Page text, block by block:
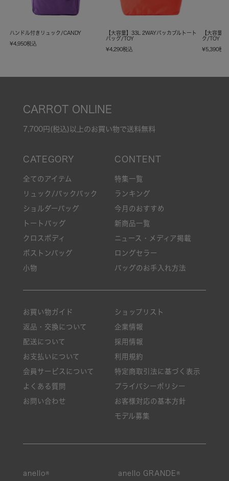
ハンドル付きリュック/CANDY
¥4,950税込
【大容量】33L 2WAYパッカブルトート
バッグ/TOY
¥4,290税込
【大容量
ク/TOY
¥5,390税込
CARROT ONLINE
7,700円(税込)以上のお買い物で送料無料
全てのアイテム
リュック/バックパック
ショルダーバッグ
トートバッグ
クロスボディ
ボストンバッグ
小物
特集一覧
ランキング
今月のおすすめ
新商品一覧
ニュース・メディア掲載
ロングセラー
バッグのお手入れ方法
お買い物ガイド
返品・交換について
配送について
お支払いについて
会員サービスについて
よくある質問
お問い合わせ
ショップリスト
企業情報
採用情報
利用規約
特定商取引法に基づく表示
プライバシーポリシー
お客様対応の基本方針
モデル募集
anello® anello GRANDE®